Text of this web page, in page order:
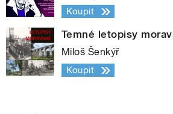
Koupit
Temné letopisy
Miloš Šenkýř
Koupit